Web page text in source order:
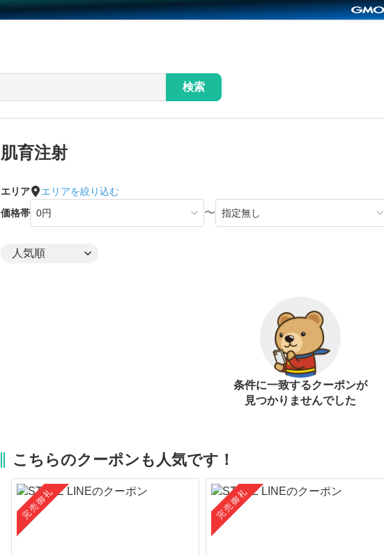
検索
肌育注射
エリア
エリアを絞り込む
価格帯
〜
条件に一致するクーポンが
見つかりませんでした
こちらのクーポンも人気です！
完売御礼 完売御礼